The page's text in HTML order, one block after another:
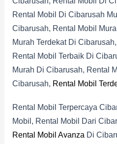
Rental Mobil Di Cibarusah
Cibarusah, Rental Mobil
Murah Terdekat Di
Rental Mobil Terbaik Di
Murah Di Cibarusah, Rental
Cibarusah, Rental Mobil
Rental Mobil Terpercaya
Mobil, Rental Mobil Dari
Rental Mobil Avanza Di